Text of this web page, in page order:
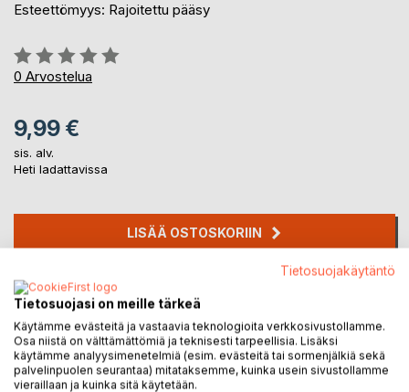
Esteettömyys: Rajoitettu pääsy
Arvostelu::
0%
0 Arvostelua
9,99 €
sis. alv.
Heti ladattavissa
LISÄÄ OSTOSKORIIN
Lisää muistilistalle
Arvostele tuote
Tietosuojakäytäntö
Tietosuojasi on meille tärkeä
Käytämme evästeitä ja vastaavia teknologioita verkkosivustollamme.
Osa niistä on välttämättömiä ja teknisesti tarpeellisia. Lisäksi
käytämme analyysimenetelmiä (esim. evästeitä tai sormenjälkiä sekä
palvelinpuolen seurantaa) mitataksemme, kuinka usein sivustollamme
vieraillaan ja kuinka sitä käytetään.